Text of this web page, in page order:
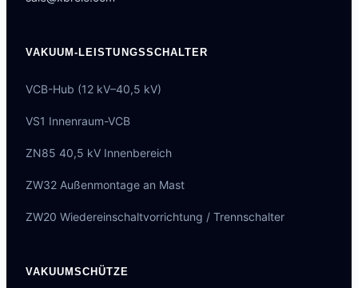
VAKUUM-LEISTUNGSSCHALTER
VCB-Hub (12 kV–40,5 kV)
VS1 Innenraum-VCB
ZN85 40,5 kV Innenbereich
ZW32 Außenmontage an Mast
ZW20 Wiedereinschaltvorrichtung / Trennschalter
VAKUUMSCHÜTZE